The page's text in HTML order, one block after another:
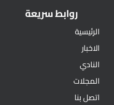
روابط سريعة
الرئيسية
الاخبار
النادي
المجلات
اتصل بنا